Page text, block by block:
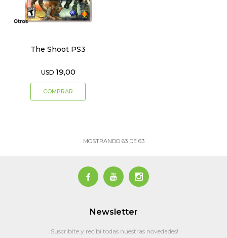
The Shoot PS3
USD 19,00
MOSTRANDO 63DE 63
  
Newsletter
¡Suscribite y recibí todas nuestras novedades!